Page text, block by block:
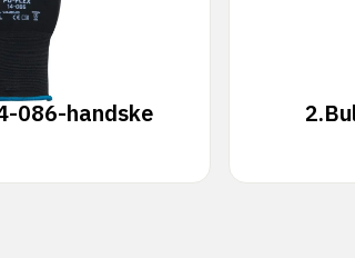
086-handske 2.